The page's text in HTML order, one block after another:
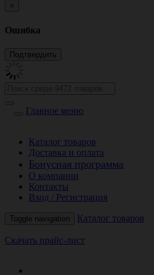
×
Ошибка
Главное меню
Каталог товаров
Доставка и оплата
Бонусная программа
О компании
Контакты
Вход / Регистрация
Toggle navigation Каталог товаров
Скачать прайс-лист